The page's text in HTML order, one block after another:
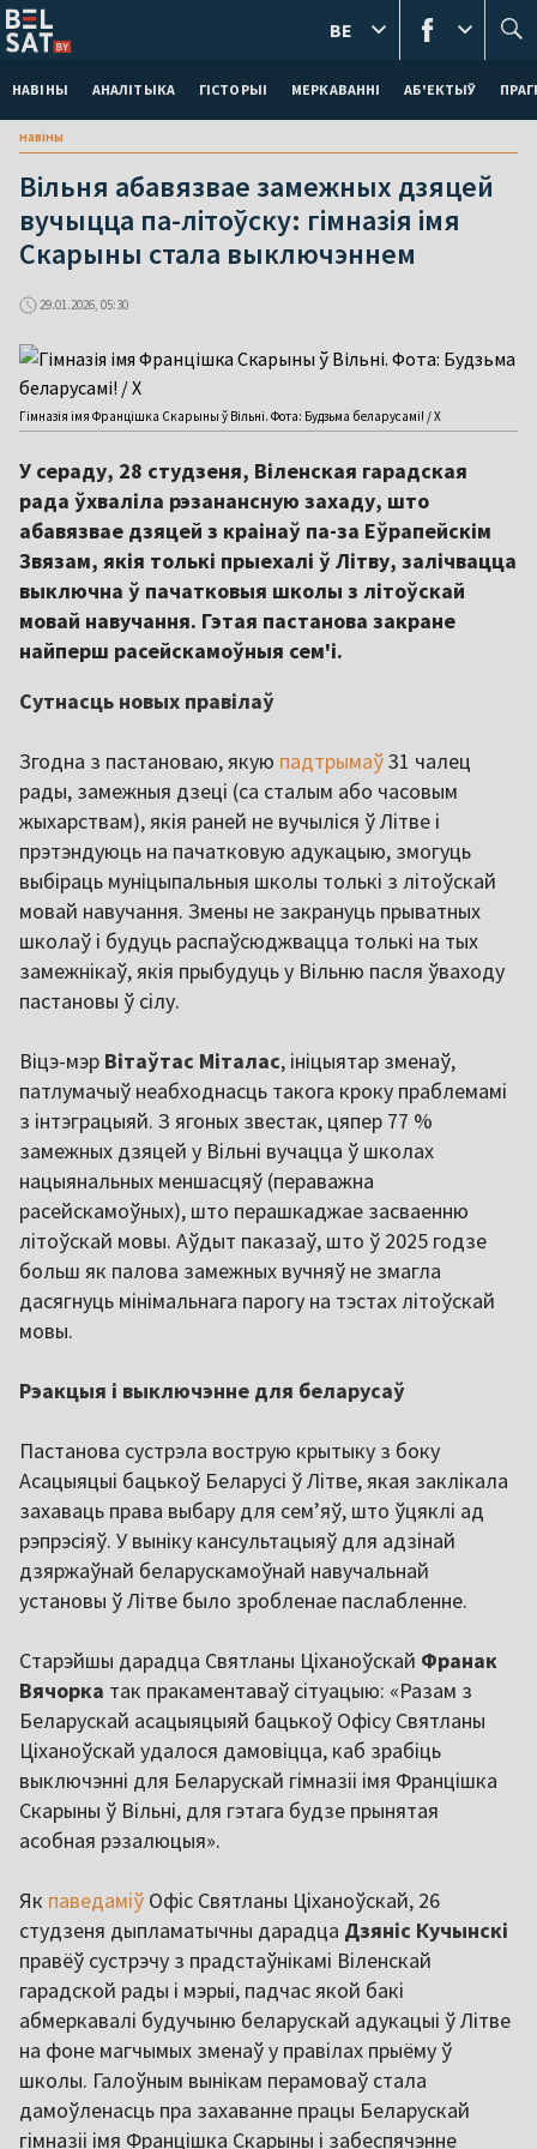
НАВІНЫ АНАЛІТЫКА ГІСТОРЫІ МЕРКАВАННI АБ'ЕКТЫЎ
BE
навіны
Вільня абавязвае замежных дзяцей
вучыцца па-літоўску: гімназія імя
Скарыны стала выключэннем
29.01.2026, 05:30
Гімназія імя Францішка Скарыны ў Вільні. Фота: Будзьма беларусамі! / X
У сераду, 28 студзеня, Віленская гарадская
рада ўхваліла рэзанансную захаду, што
абавязвае дзяцей з краінаў па-за Еўрапейскім
Звязам, якія толькі прыехалі ў Літву, залічвацца
выключна ў пачатковыя школы з літоўскай
мовай навучання. Гэтая пастанова закране
найперш расейскамоўныя сем'і.
Сутнасць новых правілаў
Згодна з пастановаю, якую падтрымаў31 чалец
рады, замежныя дзеці (са сталым або часовым
жыхарствам), якія раней не вучыліся ў Літве і
прэтэндуюць на пачатковую адукацыю, змогуць
выбіраць муніцыпальныя школы толькі з літоўскай
мовай навучання. Змены не закрануць прыватных
школаў і будуць распаўсюджвацца толькі на тых
замежнікаў, якія прыбудуць у Вільню пасля ўваходу
пастановы ў сілу.
Віцэ-мэр Вітаўтас Міталас, ініцыятар зменаў,
патлумачыў неабходнасць такога кроку праблемамі
з інтэграцыяй. З ягоных звестак, цяпер 77 %
замежных дзяцей у Вільні вучацца ў школах
нацыянальных меншасцяў (пераважна
расейскамоўных), што перашкаджае засваенню
літоўскай мовы. Аўдыт паказаў, што ў 2025 годзе
больш як палова замежных вучняў не змагла
дасягнуць мінімальнага парогу на тэстах літоўскай
мовы.
Рэакцыя і выключэнне для беларусаў
Пастанова сустрэла вострую крытыку з боку
Асацыяцыі бацькоў Беларусі ў Літве, якая заклікала
захаваць права выбару для сем’яў, што ўцяклі ад
рэпрэсіяў. У выніку кансультацыяў для адзінай
дзяржаўнай беларускамоўнай навучальнай
установы ў Літве было зробленае паслабленне.
Старэйшы дарадца Святланы Ціханоўскай Франак
Вячорка так пракаментаваў сітуацыю: «Разам з
Беларускай асацыяцыяй бацькоў Офісу Святланы
Ціханоўскай удалося дамовіцца, каб зрабіць
выключэнні для Беларускай гімназіі імя Францішка
Скарыны ў Вільні, для гэтага будзе прынятая
асобная рэзалюцыя».
Як паведаміў Офіс Святланы Ціханоўскай, 26
студзеня дыпламатычны дарадца Дзяніс Кучынскі
правёў сустрэчу з прадстаўнікамі Віленскай
гарадской рады і мэрыі, падчас якой бакі
абмеркавалі будучыню беларускай адукацыі ў Літве
на фоне магчымых зменаў у правілах прыёму ў
школы. Галоўным вынікам перамоваў стала
дамоўленасць пра захаванне працы Беларускай
гімназіі імя Францішка Скарыны і забеспячэнне